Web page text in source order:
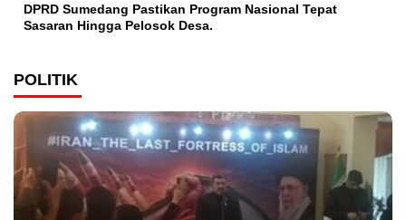
DPRD Sumedang Pastikan Program Nasional Tepat
Sasaran Hingga Pelosok Desa.
POLITIK